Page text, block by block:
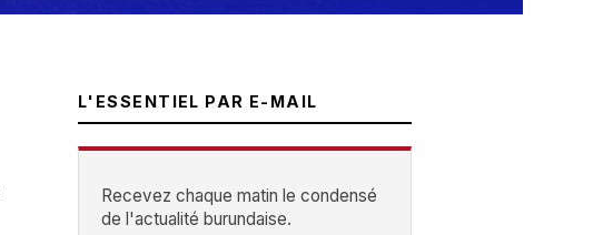
L'ESSENTIEL PAR E-MAIL
Recevez chaque matin le condensé
de l'actualité burundaise.